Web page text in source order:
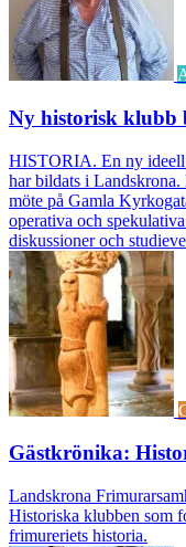
Ny historisk klubb
HISTORIA. En ny ideell
har bildats i
möte på Gamla
operativa och
diskussioner och
Gästkrönika:
Landskrona
Historiska klubben som
frimureriets historia.